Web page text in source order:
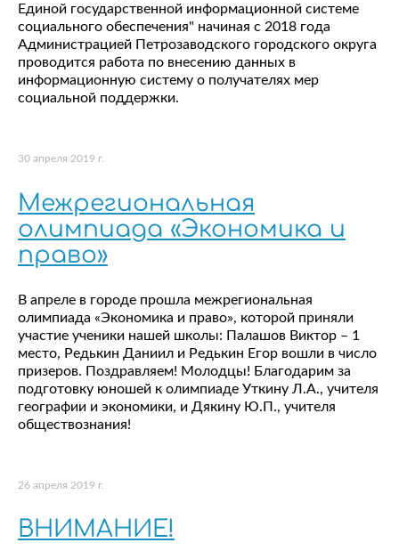
Единой государственной информационной системе
социального обеспечения" начиная с 2018 года
Администрацией Петрозаводского городского округа
проводится работа по внесению данных в
информационную систему о получателях мер
социальной поддержки.
30 апреля 2019 г.
Межрегиональная
олимпиада «Экономика и
право»
В апреле в городе прошла межрегиональная
олимпиада «Экономика и право», которой приняли
участие ученики нашей школы: Палашов Виктор – 1
место, Редькин Даниил и Редькин Егор вошли в число
призеров. Поздравляем! Молодцы! Благодарим за
подготовку юношей к олимпиаде Уткину Л.А., учителя
географии и экономики, и Дякину Ю.П., учителя
обществознания!
26 апреля 2019 г.
ВНИМАНИЕ!